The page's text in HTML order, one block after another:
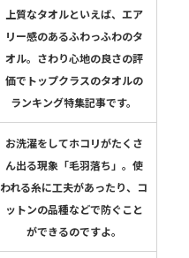
上質なタオルといえば、エア
リー感のあるふわっふわのタ
オル。さわり心地の良さの評
価でトップクラスのタオルの
ランキング特集記事です。
お洗濯をしてホコリがたくさ
ん出る現象「毛羽落ち」。使
われる糸に工夫があったり、コ
ットンの品種などで防ぐこと
ができるのですよ。